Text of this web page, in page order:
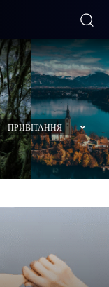
ПРИВІТАННЯ